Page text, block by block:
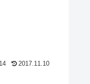
2017.11.10